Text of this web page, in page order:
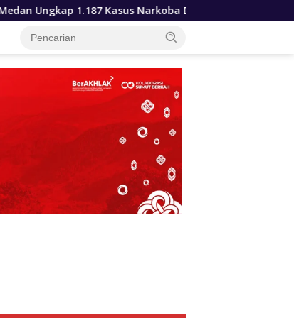
Narkoba Dalam 300 Hari Musnahkan Puluhan Kilogram